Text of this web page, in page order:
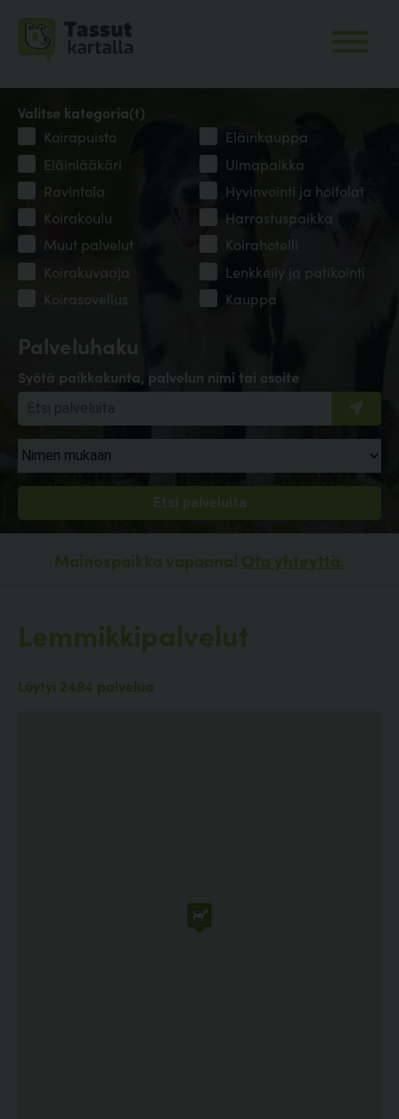
Palveluhaku
Syötä paikkakunta, palvelun nimi tai osoite
Valitse kategoria(t)
Koirapuisto
Eläinkauppa
Eläinlääkäri
Uimapaikka
Ravintola
Hyvinvointi ja hoitolat
Koirakoulu
Harrastuspaikka
Muut palvelut
Koirahotelli
Koirakuvaaja
Lenkkeily ja patikointi
Koirasovellus
Kauppa
Mainospaikka vapaana! Ota yhteyttä.
Lemmikkipalvelut
Löytyi 2494 palvelua